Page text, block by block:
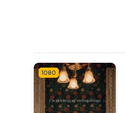
1080